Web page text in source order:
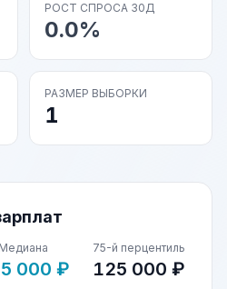
РОСТ СПРОСА 30Д
0.0%
РАЗМЕР ВЫБОРКИ
1
Медиана
000 ₽
75-й перцентиль
125 000 ₽